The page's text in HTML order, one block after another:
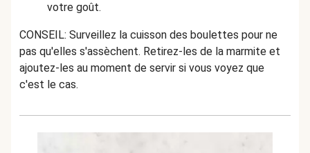
votre goût.
CONSEIL: Surveillez la cuisson des boulettes pour ne
pas qu'elles s'assèchent. Retirez-les de la marmite et
ajoutez-les au moment de servir si vous voyez que
c'est le cas.